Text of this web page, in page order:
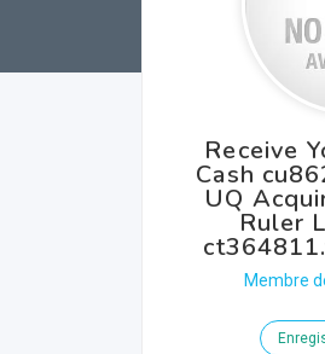
Receive
Cash
UQ
Ruler
Membre